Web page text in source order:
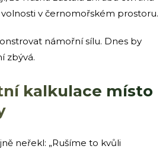
v černomořském prostoru.
námořní sílu. Dnes by
zbývá.
kalkulace místo
neřekl: „Rušíme to kvůli